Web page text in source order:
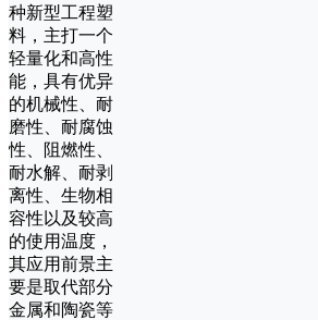
种新型工程塑
料，主打一个
轻量化和高性
能，具有优异
的机械性、耐
磨性、耐腐蚀
性、阻燃性、
耐水解、耐剥
离性、生物相
容性以及较高
的使用温度，
其应用前景主
要是取代部分
金属和陶瓷等